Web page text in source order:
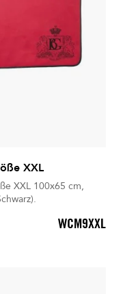
XXL
XXL 100x65 cm,
WCM9XXL